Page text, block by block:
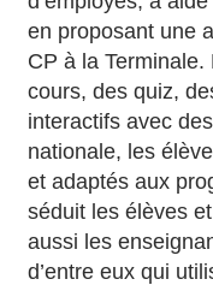
en proposant une
CP à la
cours, des quiz,
interactifs avec
nationale, les
et adaptés aux
séduit les élèves
aussi les
d’entre eux qui